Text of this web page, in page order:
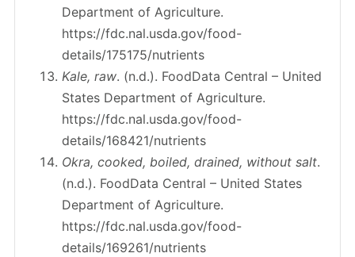
Department of Agriculture.
https://fdc.nal.usda.gov/food-
details/175175/nutrients
Kale, raw. (n.d.). FoodData Central – United
States Department of Agriculture.
https://fdc.nal.usda.gov/food-
details/168421/nutrients
Okra, cooked, boiled, drained, without salt.
(n.d.). FoodData Central – United States
Department of Agriculture.
https://fdc.nal.usda.gov/food-
details/169261/nutrients